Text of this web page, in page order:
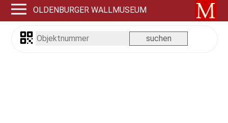
OLDENBURGER WALLMUSEUM